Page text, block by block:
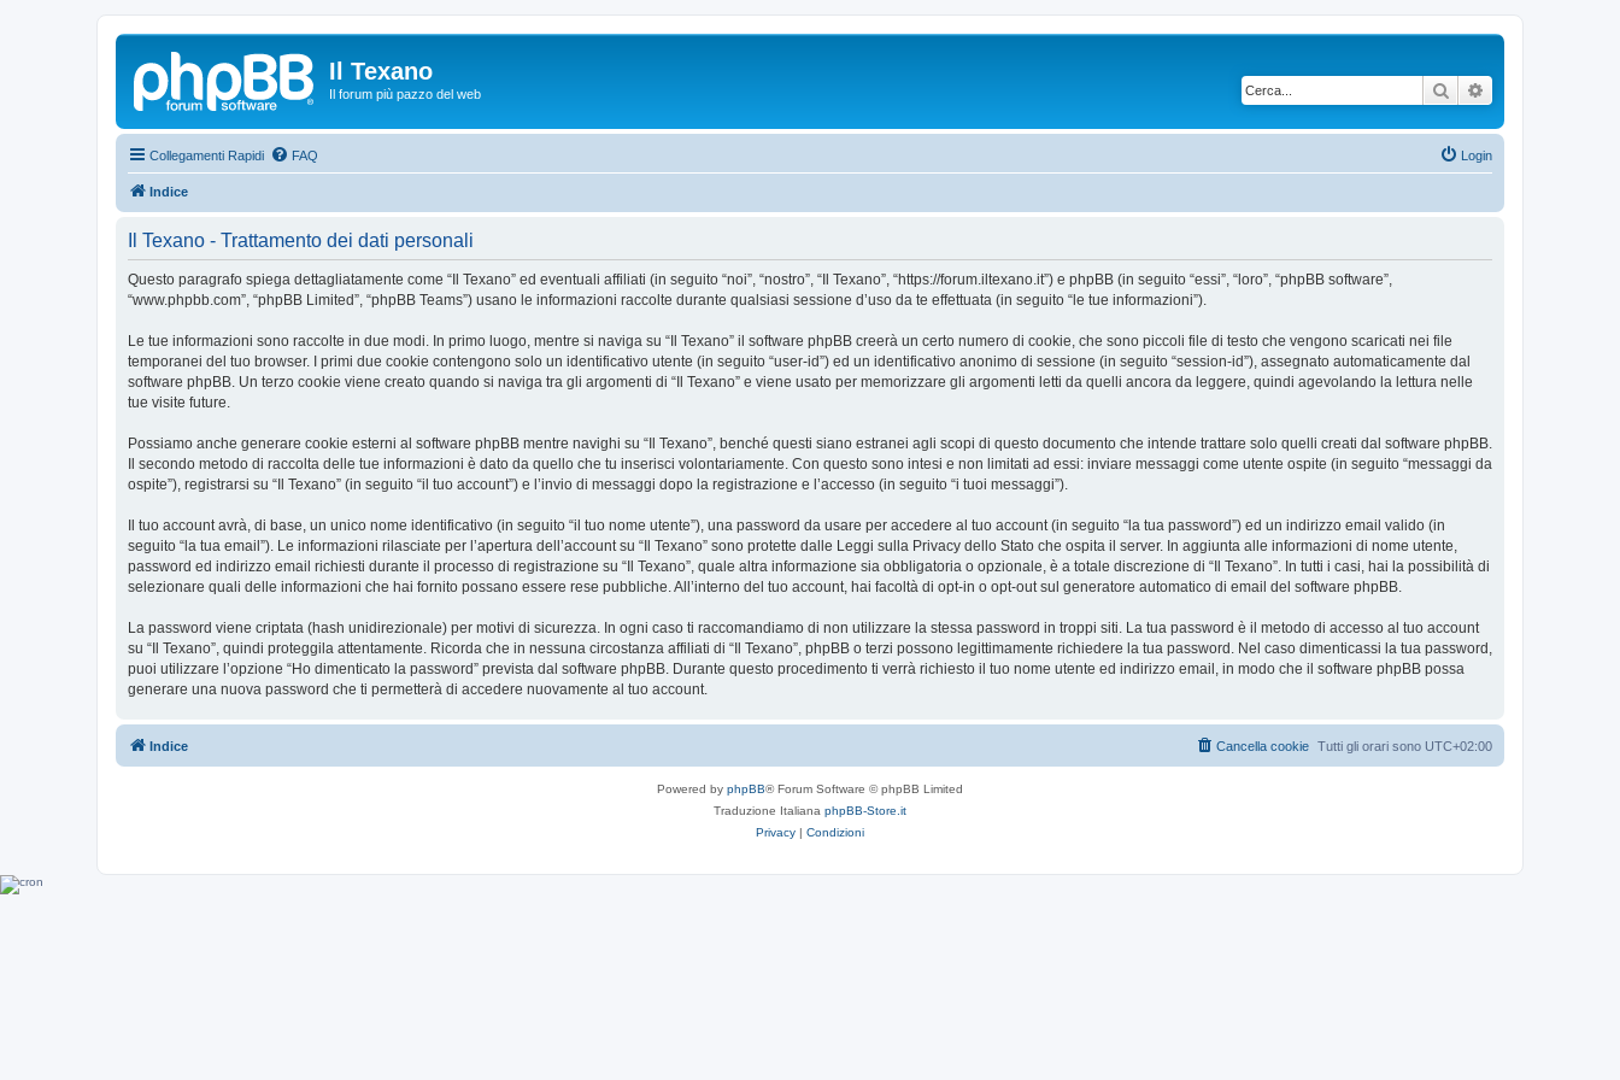
Il Texano
Il forum più pazzo del web Cerca
Collegamenti Rapidi FAQ Login
Indice
Il Texano - Trattamento dei dati personali
Questo paragrafo spiega dettagliatamente come “Il Texano” ed eventuali affiliati (in seguito “noi”, “nostro”, “Il Texano”, “https://forum.iltexano.it”) e phpBB (in seguito “essi”, “loro”, “phpBB software”,
“www.phpbb.com”, “phpBB Limited”, “phpBB Teams”) usano le informazioni raccolte durante qualsiasi sessione d’uso da te effettuata (in seguito “le tue informazioni”).
Le tue informazioni sono raccolte in due modi. In primo luogo, mentre si naviga su “Il Texano” il software phpBB creerà un certo numero di cookie, che sono piccoli file di testo che vengono scaricati nei file
temporanei del tuo browser. I primi due cookie contengono solo un identificativo utente (in seguito “user-id”) ed un identificativo anonimo di sessione (in seguito “session-id”), assegnato automaticamente dal
software phpBB. Un terzo cookie viene creato quando si naviga tra gli argomenti di “Il Texano” e viene usato per memorizzare gli argomenti letti da quelli ancora da leggere, quindi agevolando la lettura nelle
tue visite future.
Possiamo anche generare cookie esterni al software phpBB mentre navighi su “Il Texano”, benché questi siano estranei agli scopi di questo documento che intende trattare solo quelli creati dal software phpBB.
Il secondo metodo di raccolta delle tue informazioni è dato da quello che tu inserisci volontariamente. Con questo sono intesi e non limitati ad essi: inviare messaggi come utente ospite (in seguito “messaggi da
ospite”), registrarsi su “Il Texano” (in seguito “il tuo account”) e l’invio di messaggi dopo la registrazione e l’accesso (in seguito “i tuoi messaggi”).
Il tuo account avrà, di base, un unico nome identificativo (in seguito “il tuo nome utente”), una password da usare per accedere al tuo account (in seguito “la tua password”) ed un indirizzo email valido (in
seguito “la tua email”). Le informazioni rilasciate per l’apertura dell’account su “Il Texano” sono protette dalle Leggi sulla Privacy dello Stato che ospita il server. In aggiunta alle informazioni di nome utente,
password ed indirizzo email richiesti durante il processo di registrazione su “Il Texano”, quale altra informazione sia obbligatoria o opzionale, è a totale discrezione di “Il Texano”. In tutti i casi, hai la possibilità di
selezionare quali delle informazioni che hai fornito possano essere rese pubbliche. All’interno del tuo account, hai facoltà di opt-in o opt-out sul generatore automatico di email del software phpBB.
La password viene criptata (hash unidirezionale) per motivi di sicurezza. In ogni caso ti raccomandiamo di non utilizzare la stessa password in troppi siti. La tua password è il metodo di accesso al tuo account
su “Il Texano”, quindi proteggila attentamente. Ricorda che in nessuna circostanza affiliati di “Il Texano”, phpBB o terzi possono legittimamente richiedere la tua password. Nel caso dimenticassi la tua password,
puoi utilizzare l’opzione “Ho dimenticato la password” prevista dal software phpBB. Durante questo procedimento ti verrà richiesto il tuo nome utente ed indirizzo email, in modo che il software phpBB possa
generare una nuova password che ti permetterà di accedere nuovamente al tuo account.
Indice Tutti gli orari sono UTC+02:00
Cancella cookie
Powered by phpBB® Forum Software © phpBB Limited
Traduzione Italiana phpBB-Store.it
Privacy | Condizioni